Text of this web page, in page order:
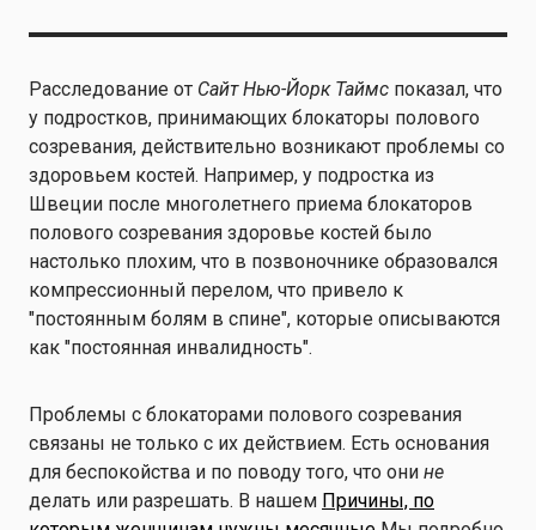
Расследование от Сайт Нью-Йорк Таймс показал, что
у подростков, принимающих блокаторы полового
созревания, действительно возникают проблемы со
здоровьем костей. Например, у подростка из
Швеции после многолетнего приема блокаторов
полового созревания здоровье костей было
настолько плохим, что в позвоночнике образовался
компрессионный перелом, что привело к
"постоянным болям в спине", которые описываются
как "постоянная инвалидность".
Проблемы с блокаторами полового созревания
связаны не только с их действием. Есть основания
для беспокойства и по поводу того, что они не
делать или разрешать. В нашем Причины, по